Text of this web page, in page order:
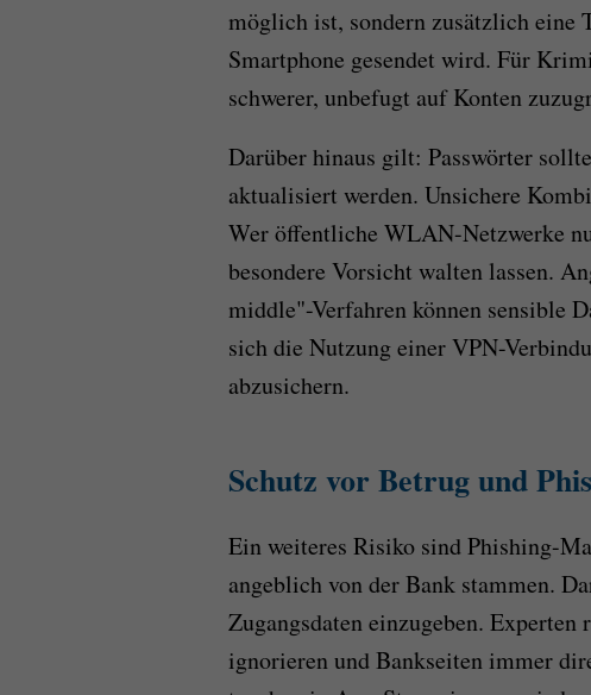
möglich ist, sondern zusätzlich eine
Smartphone gesendet wird. Für
schwerer, unbefugt auf Konten
Darüber hinaus gilt: Passwörter
aktualisiert werden. Unsichere
Wer öffentliche WLAN-Netzwerke
besondere Vorsicht walten lassen.
middle"-Verfahren können sensible
sich die Nutzung einer VPN-
abzusichern.
Schutz vor Betrug und
Ein weiteres Risiko sind Phishing-
angeblich von der Bank stammen.
Zugangsdaten einzugeben.
ignorieren und Bankseiten immer